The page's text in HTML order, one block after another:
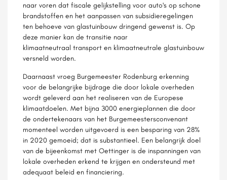
naar voren dat fiscale gelijkstelling voor auto's op schone
brandstoffen en het aanpassen van subsidieregelingen
ten behoeve van glastuinbouw dringend gewenst is. Op
deze manier kan de transitie naar
klimaatneutraal transport en klimaatneutrale glastuinbouw
versneld worden.
Daarnaast vroeg Burgemeester Rodenburg erkenning
voor de belangrijke bijdrage die door lokale overheden
wordt geleverd aan het realiseren van de Europese
klimaatdoelen. Met bijna 3000 energieplannen die door
de ondertekenaars van het Burgemeestersconvenant
momenteel worden uitgevoerd is een besparing van 28%
in 2020 gemoeid; dat is substantieel. Een belangrijk doel
van de bijeenkomst met Oettinger is de inspanningen van
lokale overheden erkend te krijgen en ondersteund met
adequaat beleid en financiering.